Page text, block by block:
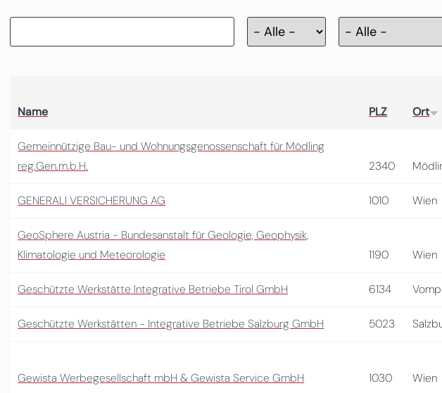
Name PLZ Ort
Gemeinnützige Bau- und Wohnungsgenossenschaft für Mödling
reg.Gen.m.b.H.
2340
GENERALI VERSICHERUNG AG 1010 Wien
GeoSphere Austria - Bundesanstalt für Geologie, Geophysik,
Klimatologie und Meteorologie
1190 Wien
Geschützte Werkstätte Integrative Betriebe Tirol GmbH 6134 Vomp
Geschützte Werkstätten - Integrative Betriebe Salzburg GmbH 5023
Gewista Werbegesellschaft mbH & Gewista Service GmbH 1030 Wien